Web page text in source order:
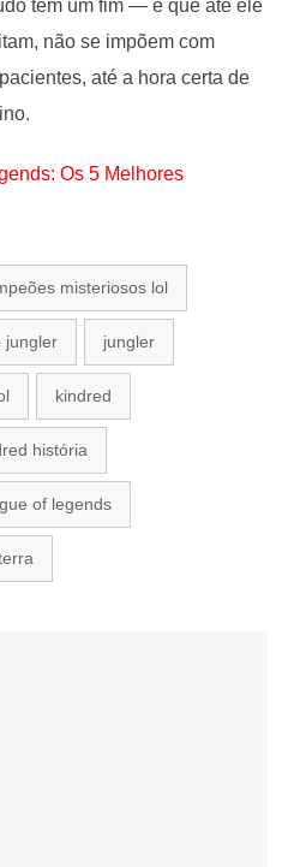
tem um fim — e que até ele
não se impõem com
até a hora certa de
Os 5 Melhores
misteriosos lol
jungler jungler
kindred
história
of legends